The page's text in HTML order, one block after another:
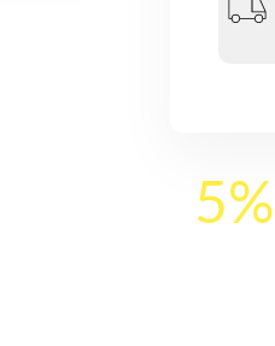
5%